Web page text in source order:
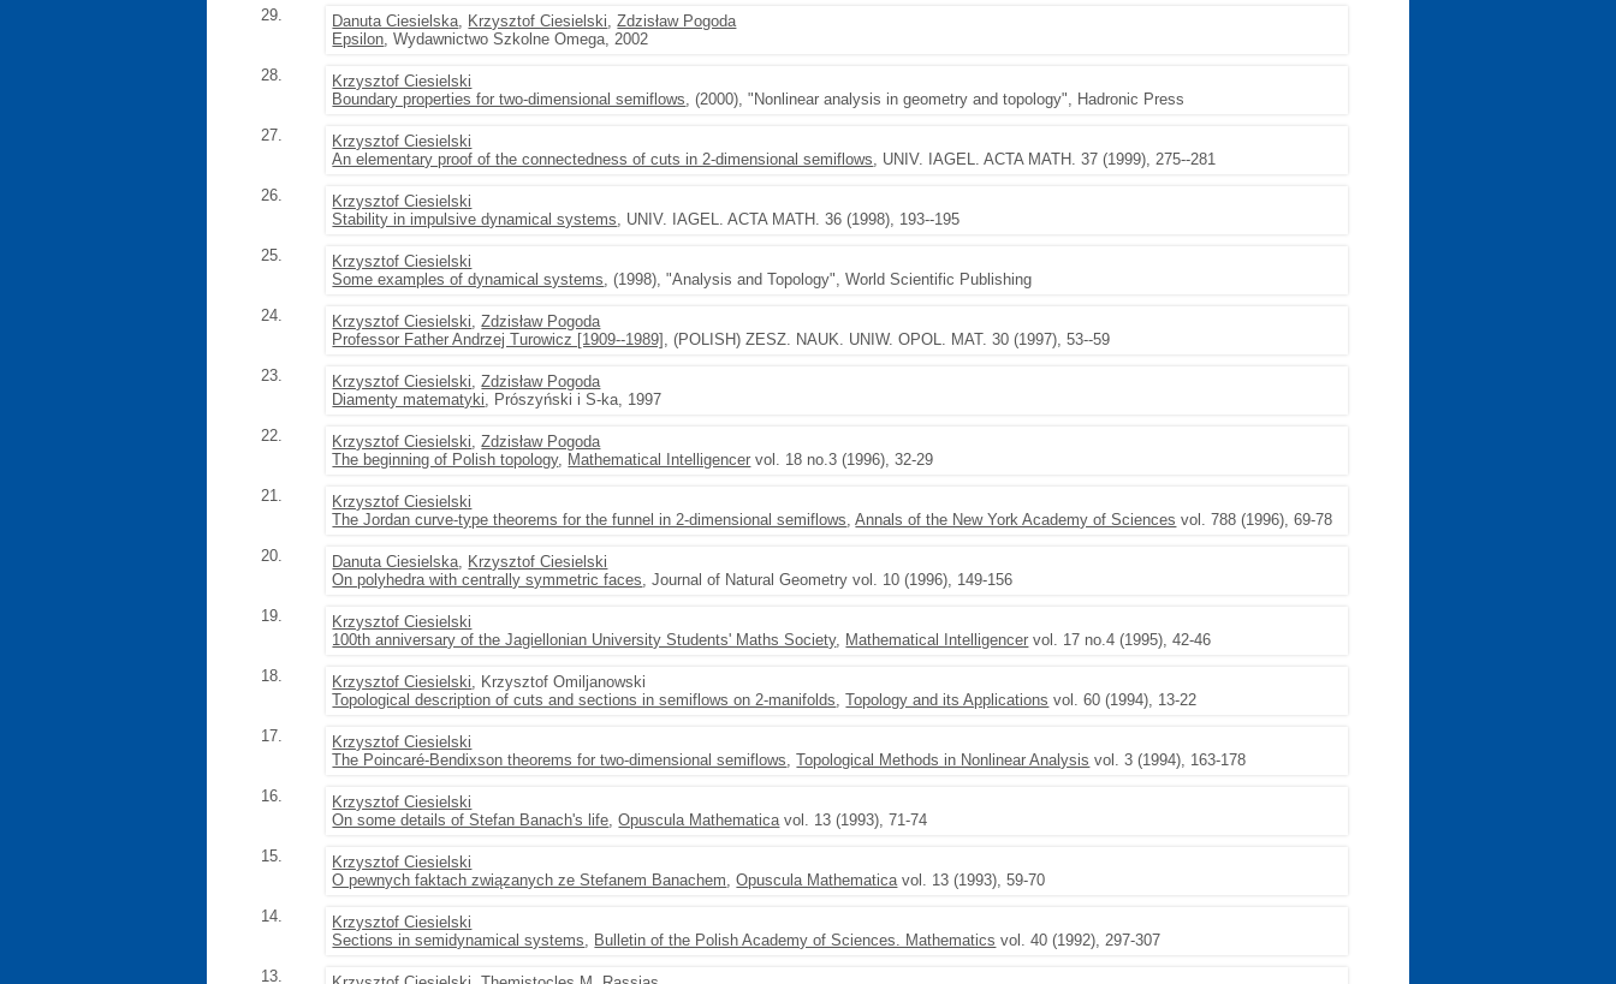
29.
Danuta Ciesielska, Krzysztof Ciesielski,Zdzisław Pogoda
Epsilon, Wydawnictwo Szkolne Omega, 2002
28.
Krzysztof Ciesielski
Boundary properties for two-dimensional semiflows, (2000), "Nonlinear analysis in geometry and topology", Hadronic Press
27.
Krzysztof Ciesielski
An elementary proof of the connectedness of cuts in 2-dimensional semiflows, UNIV. IAGEL. ACTA MATH. 37 (1999), 275--281
26.
Krzysztof Ciesielski
Stability in impulsive dynamical systems, UNIV. IAGEL. ACTA MATH. 36 (1998), 193--195
25.
Krzysztof Ciesielski
Some examples of dynamical systems, (1998), "Analysis and Topology", World Scientific Publishing
24.
Krzysztof Ciesielski,Zdzisław Pogoda
Professor Father Andrzej Turowicz [1909--1989] , (POLISH) ZESZ. NAUK. UNIW. OPOL. MAT. 30 (1997), 53--59
23.
Krzysztof Ciesielski,Zdzisław Pogoda
Diamenty matematyki, Prószyński i S-ka, 1997
22.
Krzysztof Ciesielski,Zdzisław Pogoda
The beginning of Polish topology, Mathematical Intelligencer vol. 18 no.3 (1996), 32-29
21.
Krzysztof Ciesielski
The Jordan curve-type theorems for the funnel in 2-dimensional semiflows,Annals of the New York Academy of Sciences vol. 788 (1996), 69-78
20.
Danuta Ciesielska, Krzysztof Ciesielski
On polyhedra with centrally symmetric faces, Journal of Natural Geometry vol. 10 (1996), 149-156
19.
Krzysztof Ciesielski
100th anniversary of the Jagiellonian University Students' Maths Society, Mathematical Intelligencer vol. 17 no.4 (1995), 42-46
18.
Krzysztof Ciesielski, Krzysztof Omiljanowski
Topological description of cuts and sections in semiflows on 2-manifolds,Topology and its Applications vol. 60 (1994), 13-22
17.
Krzysztof Ciesielski
The Poincaré-Bendixson theorems for two-dimensional semiflows,Topological Methods in Nonlinear Analysis vol. 3 (1994), 163-178
16.
Krzysztof Ciesielski
On some details of Stefan Banach's life,Opuscula Mathematicavol. 13 (1993), 71-74
15.
Krzysztof Ciesielski
O pewnych faktach związanych ze Stefanem Banachem,Opuscula Mathematicavol. 13 (1993), 59-70
14.
Krzysztof Ciesielski
Sections in semidynamical systems, Bulletin of the Polish Academy of Sciences. Mathematics vol. 40 (1992), 297-307
13.